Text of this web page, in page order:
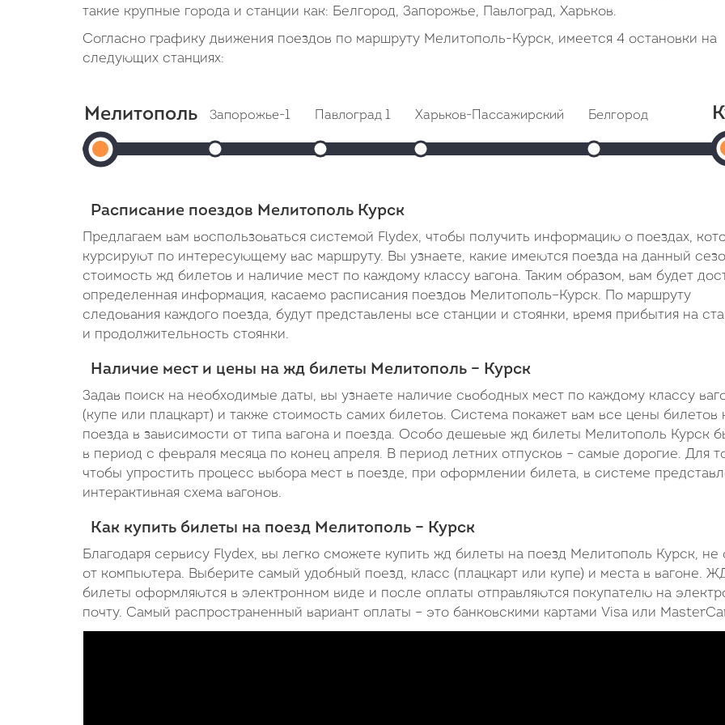
такие крупные города и станции как: Белгород, Запорожье, Павлоград, Харьков.
Согласно графику движения поездов по маршруту Мелитополь-Курск, имеется 4 остановки на
следующих станциях:
Мелитополь
Мелитополь
Отправление:
Запорожье-1
Прибытие: 16:20
В пути: 1 час 38 минут
Павлоград 1
Прибытие: 18:07
В пути: 3 часа 25 минут
Харьков-Пассажирский Белгород
Расписание поездов Мелитополь Курск
Предлагаем вам воспользоваться системой Flydex, чтобы получить информацию о поездах,
курсируют по интересующему вас маршруту. Вы узнаете, какие имеются поезда на данный
стоимость жд билетов и наличие мест по каждому классу вагона. Таким образом, вам будет
определенная информация, касаемо расписания поездов Мелитополь–Курск. По маршруту
следования каждого поезда, будут представлены все станции и стоянки, время прибытия на
и продолжительность стоянки.
Наличие мест и цены на жд билеты Мелитополь – Курск
Задав поиск на необходимые даты, вы узнаете наличие свободных мест по каждому классу
(купе или плацкарт) и также стоимость самих билетов. Система покажет вам все цены билетов
поезда в зависимости от типа вагона и поезда. Особо дешевые жд билеты Мелитополь Курск
в период с февраля месяца по конец апреля. В период летних отпусков – самые дорогие. Для
чтобы упростить процесс выбора мест в поезде, при оформлении билета, в системе
интерактивная схема вагонов.
Как купить билеты на поезд Мелитополь – Курск
Благодаря сервису Flydex, вы легко сможете купить жд билеты на поезд Мелитополь Курск, не
от компьютера. Выберите самый удобный поезд, класс (плацкарт или купе) и места в вагоне.
билеты оформляются в электронном виде и после оплаты отправляются покупателю на
почту. Самый распространенный вариант оплаты – это банковскими картами Visa или